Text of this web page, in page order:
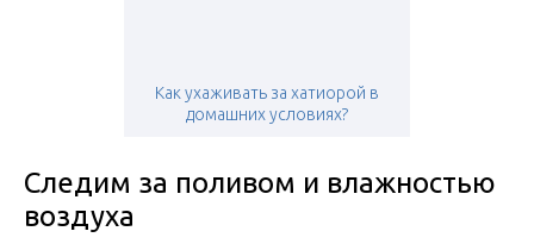
Как ухаживать за хатиорой в
домашних условиях?
Следим за поливом и влажностью
воздуха